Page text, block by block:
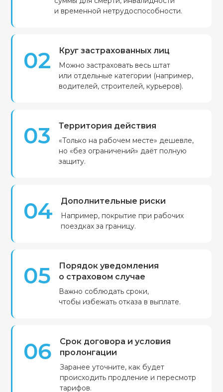
и временной нетрудоспособности.
02 Круг застрахованных лиц
Можно застраховать весь штат
или отдельные категории (например,
водителей, строителей, курьеров).
03 Территория действия
«Только на рабочем месте» дешевле,
но «без ограничений» даёт полную
защиту.
04 Дополнительные риски
Например, покрытие при рабочих
поездках за границу.
05
Порядок уведомления
о страховом случае
Важно соблюдать сроки,
чтобы избежать отказа в выплате.
06
Срок договора и условия
пролонгации
Заранее уточните, как будет
происходить продление и пересмотр
тарифов.